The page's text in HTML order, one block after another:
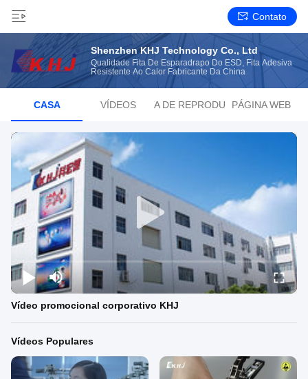
Contato
Shenzhen KHJ Technology Co., Ltd
Qualidade Fita De Esparadrapo Do ESD, Fita Adesiva
Resistente Ao Calor Fabricante Da China
CASA VÍDEOSLISTA DE REPRODUÇÃOPÁGINA WEB
Vídeo promocional corporativo KHJ
Vídeos Populares